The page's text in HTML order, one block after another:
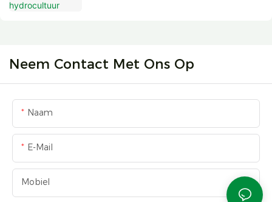
Neem Contact Met Ons Op
Naam
E-Mail
Mobiel